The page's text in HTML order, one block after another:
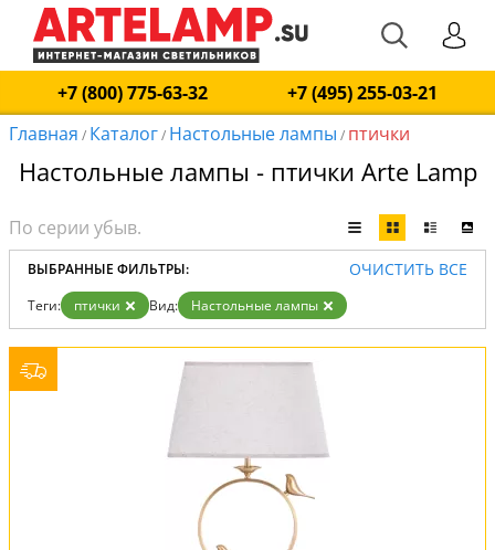
+7 (800) 775-63-32
+7 (495) 255-03-21
Главная / Каталог/ Настольные лампы / птички
Настольные лампы - птички Arte Lamp
ВЫБРАННЫЕ ФИЛЬТРЫ: ОЧИСТИТЬ ВСЕ
Теги: птички Вид: Настольные лампы